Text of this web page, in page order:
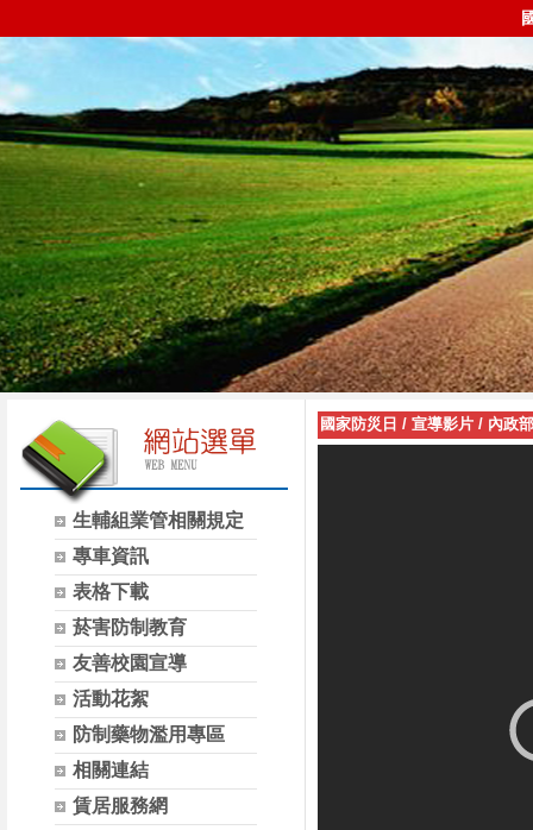
生輔組業管相關規定
專車資訊
表格下載
菸害防制教育
友善校園宣導
活動花絮
防制藥物濫用專區
相關連結
賃居服務網
國家防災日 / 宣導影片 / 內政